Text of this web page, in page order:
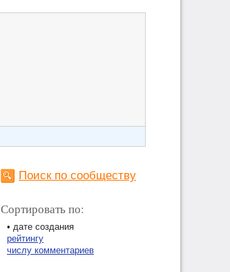
Поиск по сообществу
Сортировать по:
• дате создания
рейтингу
числу комментариев